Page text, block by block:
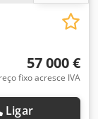
57 000 €
fixo acresce IVA
Ligar